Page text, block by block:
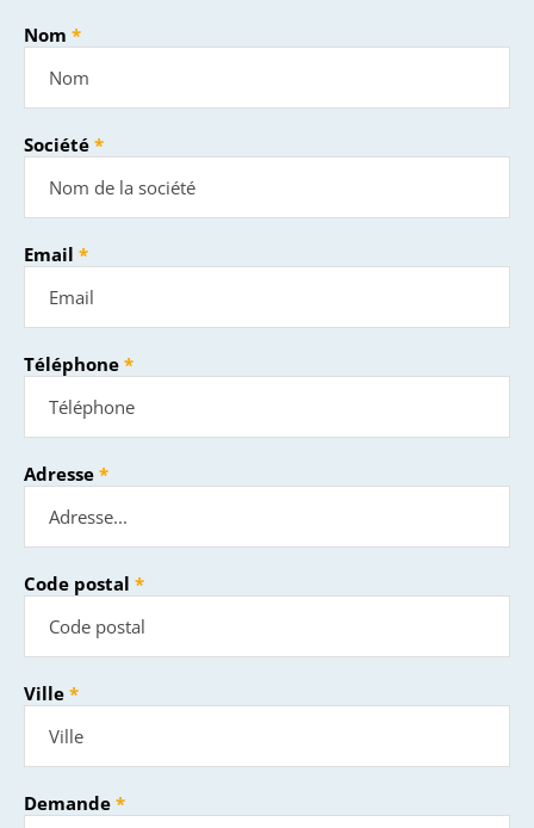
Nom
Société
Email
Téléphone
Adresse
Code postal
Ville
Demande